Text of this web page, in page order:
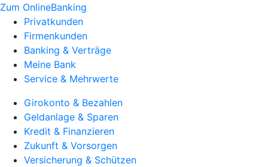
Zum OnlineBanking
Privatkunden
Firmenkunden
Banking & Verträge
Meine Bank
Service & Mehrwerte
Girokonto & Bezahlen
Geldanlage & Sparen
Kredit & Finanzieren
Zukunft & Vorsorgen
Versicherung & Schützen